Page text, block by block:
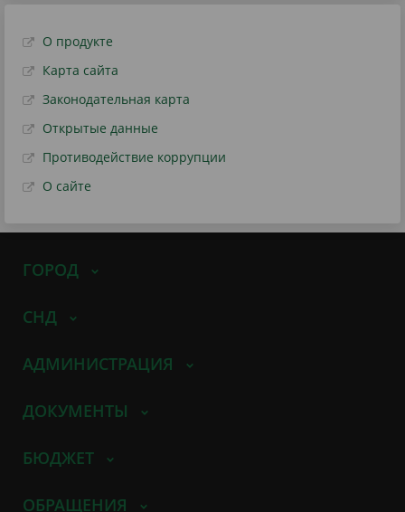
О продукте
Карта сайта
Законодательная карта
Открытые данные
Противодействие коррупции
О сайте
ГОРОД
СНД
АДМИНИСТРАЦИЯ
ДОКУМЕНТЫ
БЮДЖЕТ
ОБРАЩЕНИЯ